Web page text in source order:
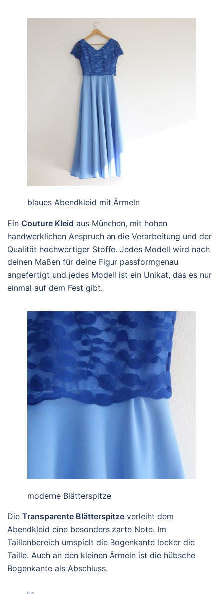
blaues Abendkleid mit Ärmeln
Ein Couture Kleid aus München, mit hohen
handwerklichen Anspruch an die Verarbeitung und der
Qualität hochwertiger Stoffe. Jedes Modell wird nach
deinen Maßen für deine Figur passformgenau
angefertigt und jedes Modell ist ein Unikat, das es nur
einmal auf dem Fest gibt.
moderne Blätterspitze
Die Transparente Blätterspitze verleiht dem
Abendkleid eine besonders zarte Note. Im
Taillenbereich umspielt die Bogenkante locker die
Taille. Auch an den kleinen Ärmeln ist die hübsche
Bogenkante als Abschluss.